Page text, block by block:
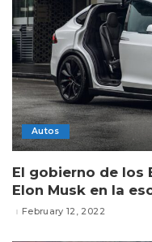
Autos
El gobierno de los
Elon Musk en la
February 12, 2022